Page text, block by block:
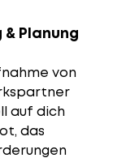
Planung
von
auf dich
das